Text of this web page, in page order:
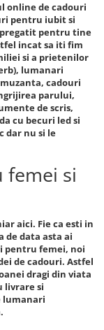
online de cadouri
pentru iubit si
pentru tine
incat sa iti fim
si a prietenilor
lumanari
cadouri
parului,
de scris,
cu becuri led si
dar nu si le
femei si
aici. Fie ca esti in
de data asta ai
pentru femei, noi
de cadouri. Astfel
dragi din viata
livrare si
lumanari